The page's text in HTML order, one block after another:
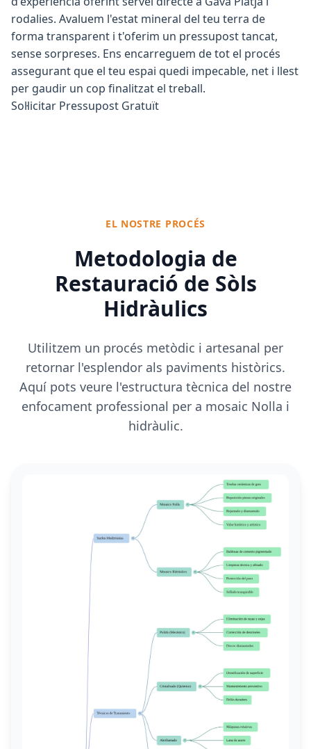
rodalies. Avaluem l'estat mineral del teu terra de
forma transparent i t'oferim un pressupost tancat,
sense sorpreses. Ens encarreguem de tot el procés
assegurant que el teu espai quedi impecable, net i llest
per gaudir un cop finalitzat el treball.
Sol·licitar Pressupost Gratuït
EL NOSTRE PROCÉS
Metodologia de
Restauració de Sòls
Hidràulics
Utilitzem un procés metòdic i artesanal per
retornar l'esplendor als paviments històrics.
Aquí pots veure l'estructura tècnica del nostre
enfocament professional per a mosaic Nolla i
hidràulic.